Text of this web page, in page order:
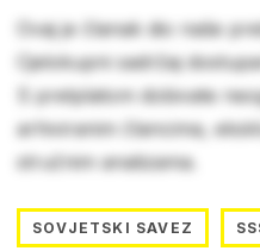
Ovaj je članak dio naše
Cjelokupni sadržaj
S pretplatom dobivate
arhiviranim člancima,
stručnim analizama.
SOVJETSKI SAVEZ